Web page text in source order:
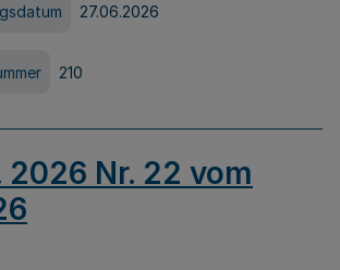
27.06.2026
210
2026 Nr. 22 vom